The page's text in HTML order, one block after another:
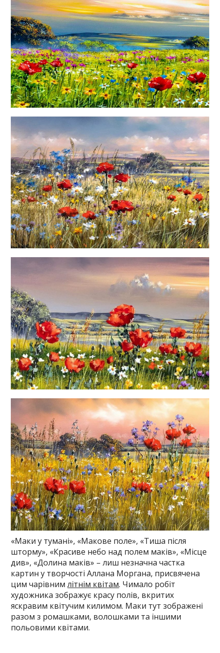
«Маки у тумані», «Макове поле», «Тиша після
шторму», «Красиве небо над полем маків», «Місце
див», «Долина маків» – лиш незначна частка
картин у творчості Аллана Моргана, присвячена
цим чарівнимлітнім квітам. Чимало робіт
художника зображує красу полів, вкритих
яскравим квітучим килимом. Маки тут зображені
разом з ромашками, волошками та іншими
польовими квітами.